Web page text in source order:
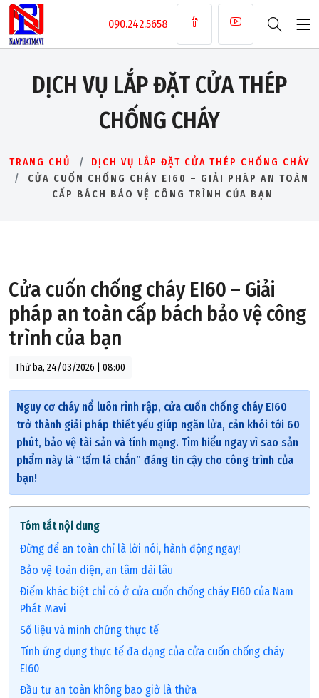
090.242.5658
DỊCH VỤ LẮP ĐẶT CỬA THÉP
CHỐNG CHÁY
TRANG CHỦ
DỊCH VỤ LẮP ĐẶT CỬA THÉP CHỐNG CHÁY
CỬA CUỐN CHỐNG CHÁY EI60 – GIẢI PHÁP AN TOÀN
CẤP BÁCH BẢO VỆ CÔNG TRÌNH CỦA BẠN
Cửa cuốn chống cháy EI60 – Giải
pháp an toàn cấp bách bảo vệ công
trình của bạn
Thứ ba, 24/03/2026 | 08:00
Nguy cơ cháy nổ luôn rình rập, cửa cuốn chống cháy EI60
trở thành giải pháp thiết yếu giúp ngăn lửa, cản khói tới 60
phút, bảo vệ tài sản và tính mạng. Tìm hiểu ngay vì sao sản
phẩm này là “tấm lá chắn” đáng tin cậy cho công trình của
bạn!
Tóm tắt nội dung
Đừng để an toàn chỉ là lời nói, hành động ngay!
Bảo vệ toàn diện, an tâm dài lâu
Điểm khác biệt chỉ có ở cửa cuốn chống cháy EI60 của Nam
Phát Mavi
Số liệu và minh chứng thực tế
Tính ứng dụng thực tế đa dạng của cửa cuốn chống cháy
EI60
Đầu tư an toàn không bao giờ là thừa